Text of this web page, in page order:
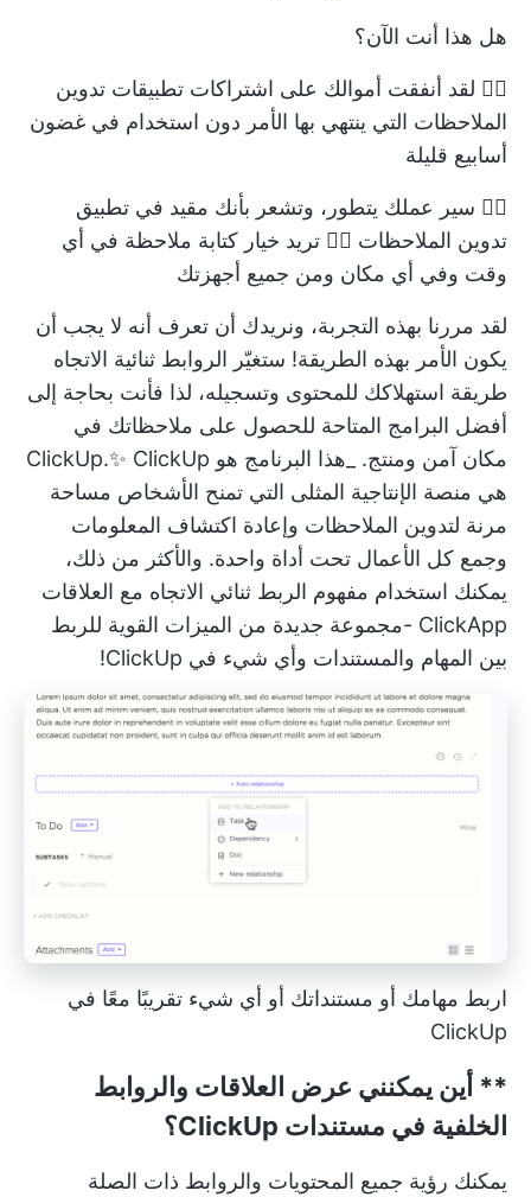
هل هذا أنت الآن؟
🙋‍♀️ لقد أنفقت أموالك على اشتراكات تطبيقات تدوين
الملاحظات التي ينتهي بها الأمر دون استخدام في غضون
أسابيع قليلة
🙋‍♀️ سير عملك يتطور، وتشعر بأنك مقيد في تطبيق
تدوين الملاحظات 🙋‍♀️ تريد خيار كتابة ملاحظة في أي
وقت وفي أي مكان ومن جميع أجهزتك
لقد مررنا بهذه التجربة، ونريدك أن تعرف أنه لا يجب أن
يكون الأمر بهذه الطريقة! ستغيّر الروابط ثنائية الاتجاه
طريقة استهلاكك للمحتوى وتسجيله، لذا فأنت بحاجة إلى
أفضل البرامج المتاحة للحصول على ملاحظاتك في
مكان آمن ومنتج. _هذا البرنامج هو ClickUp.✨ ClickUp
هي منصة الإنتاجية المثلى التي تمنح الأشخاص مساحة
مرنة لتدوين الملاحظات وإعادة اكتشاف المعلومات
وجمع كل الأعمال تحت أداة واحدة. والأكثر من ذلك،
يمكنك استخدام مفهوم الربط ثنائي الاتجاه مع العلاقات
ClickApp -مجموعة جديدة من الميزات القوية للربط
بين المهام والمستندات وأي شيء في ClickUp!
اربط مهامك أو مستنداتك أو أي شيء تقريبًا معًا في
ClickUp
** أين يمكنني عرض العلاقات والروابط
الخلفية في مستندات ClickUp؟
يمكنك رؤية جميع المحتويات والروابط ذات الصلة